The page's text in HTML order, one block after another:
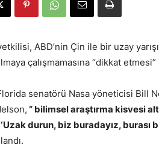
ABD’nin Çin ile bir uzay
çalışmamasına “dikkat
senatörü Nasa yöneticisi Bill
“ bilimsel araştırma kisvesi
durun, biz buradayız, burası